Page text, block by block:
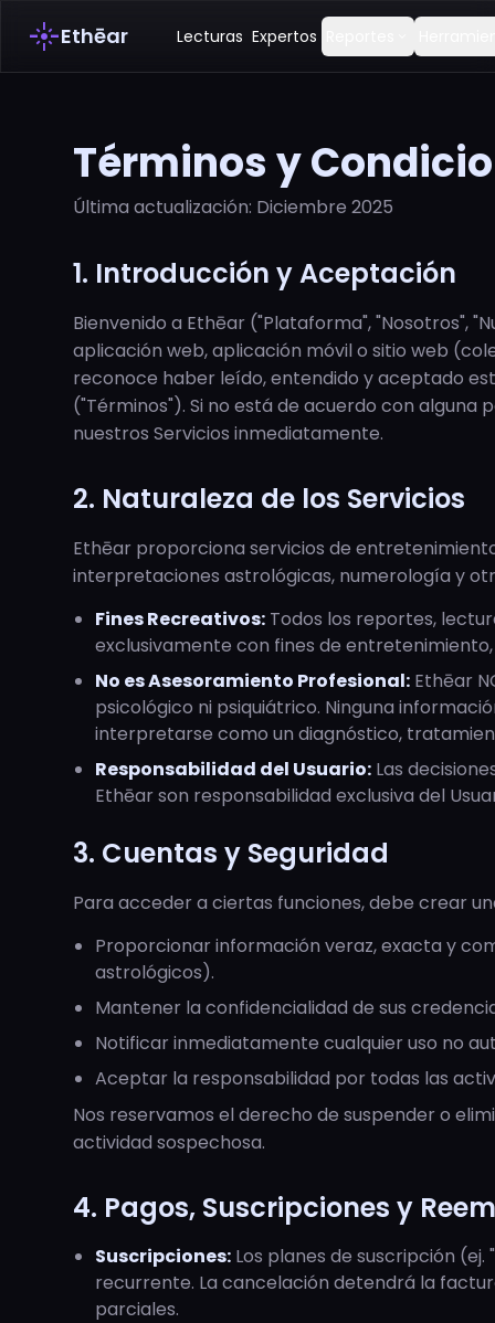
flareEthēar Lecturas Expertos
Términos y
Última actualización: Diciembre 2025
1. Introducción y Aceptación
Bienvenido a Ethēar ("Plataforma", "Nosotros",
aplicación web, aplicación móvil o sitio web
reconoce haber leído, entendido y aceptado
("Términos"). Si no está de acuerdo con
nuestros Servicios inmediatamente.
2. Naturaleza de los Servicios
Ethēar proporciona servicios de
interpretaciones astrológicas, numerología y
Fines Recreativos: Todos los reportes,
exclusivamente con fines de
No es Asesoramiento Profesional: Ethēar
psicológico ni psiquiátrico. Ninguna
interpretarse como un diagnóstico,
Responsabilidad del Usuario: Las
Ethēar son responsabilidad exclusiva del
3. Cuentas y Seguridad
Para acceder a ciertas funciones, debe crear
Proporcionar información veraz, exacta y
astrológicos).
Mantener la confidencialidad de sus
Notificar inmediatamente cualquier uso no
Aceptar la responsabilidad por todas las
Nos reservamos el derecho de suspender o
actividad sospechosa.
4. Pagos, Suscripciones y
Suscripciones: Los planes de suscripción
recurrente. La cancelación detendrá la
parciales.